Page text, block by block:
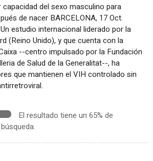
del sexo masculino para
de nacer BARCELONA, 17 Oct.
estudio internacional liderado por la
(Reino Unido), y que cuenta con la
--centro impulsado por la Fundación
de Salud de la Generalitat--, ha
que mantienen el VIH controlado sin
El resultado tiene un 65% de